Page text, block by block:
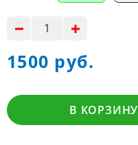
1500 руб.
В КОРЗИНУ